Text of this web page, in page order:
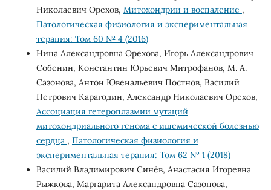
Николаевич Орехов, Митохондрии и воспаление ,
Патологическая физиология и экспериментальная
терапия: Том 60 № 4 (2016)
Нина Александровна Орехова, Игорь Александрович
Собенин, Константин Юрьевич Митрофанов, М. А.
Сазонова, Антон Ювенальевич Постнов, Василий
Петрович Карагодин, Александр Николаевич Орехов,
Ассоциация гетероплазмии мутаций
митохондриального генома с ишемической болезнью
сердца , Патологическая физиология и
экспериментальная терапия: Том 62 № 1 (2018)
Василий Владимирович Синёв, Анастасия Игоревна
Рыжкова, Маргарита Александровна Сазонова,